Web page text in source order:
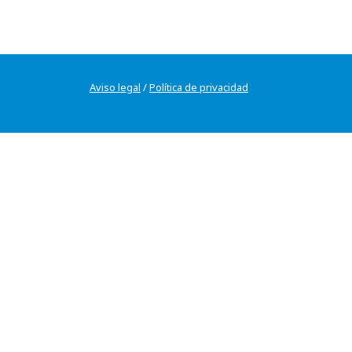
Aviso legal /Política de privacidad